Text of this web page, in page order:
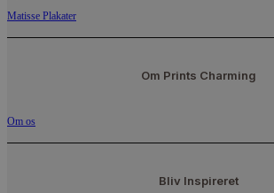
Matisse Plakater
Om Prints Charming
Om os
Bliv Inspireret